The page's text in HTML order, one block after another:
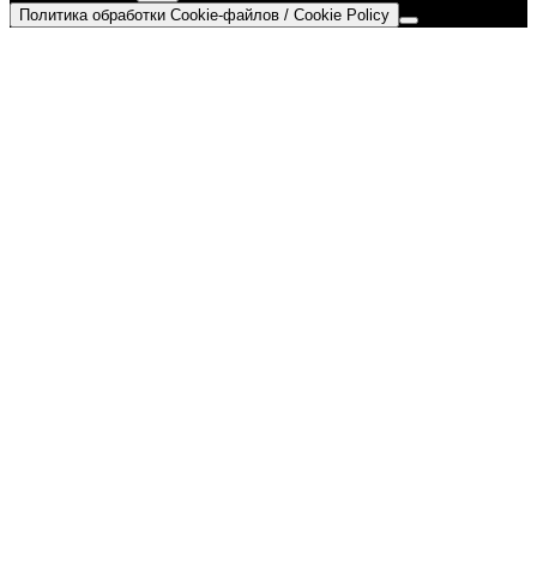
Политика обработки Cookie-файлов / Cookie Policy